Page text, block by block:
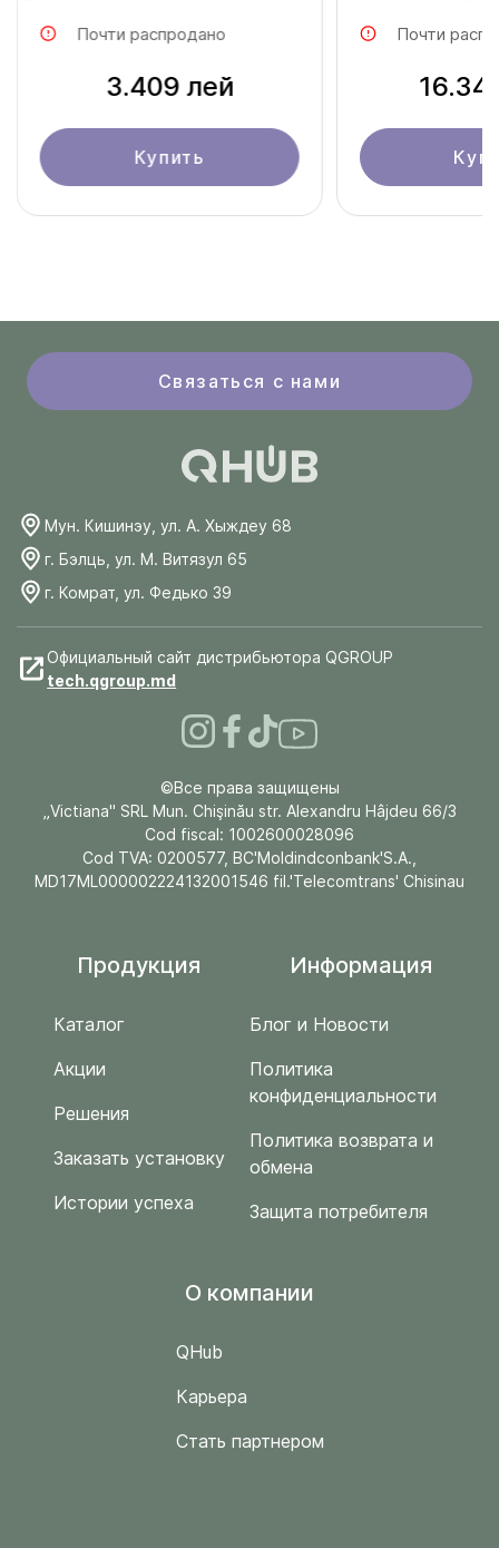
солнечная панель для заряда
Почти распродано
3.409 лей
Купить
Почти
Связаться с нами
Мун. Кишинэу, ул. А. Хыждеу 68
г. Бэлць, ул. М. Витязул 65
г. Комрат, ул. Федько 39
Официальный сайт дистрибьютора QGROUP
tech.qgroup.md
©Все права защищены
„Victiana" SRL Mun. Chişinău str. Alexandru Hâjdeu 66/3
Cod fiscal: 1002600028096
Cod TVA: 0200577, BC'Moldindconbank'S.A.,
MD17ML000002224132001546 fil.'Telecomtrans' Chisinau
Продукция
Каталог
Акции
Решения
Заказать установку
Истории успеха
Информация
Блог и Новости
Политика
конфиденциальности
Политика возврата и
обмена
Защита потребителя
O компании
QHub
Карьера
Стать партнером